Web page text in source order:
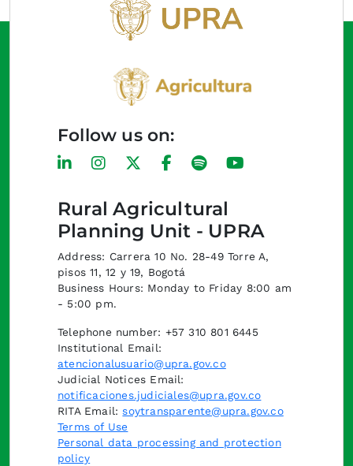
Rural Agricultural
Planning Unit - UPRA
Address: Carrera 10 No. 28-49 Torre A,
pisos 11, 12 y 19, Bogotá
Business Hours: Monday to Friday 8:00 am
- 5:00 pm.
Telephone number: +57 310 801 6445
Institutional Email:
atencionalusuario@upra.gov.co
Judicial Notices Email:
notificaciones.judiciales@upra.gov.co
RITA Email:soytransparente@upra.gov.co
Terms of Use
Personal data processing and protection
policy
Follow us on: